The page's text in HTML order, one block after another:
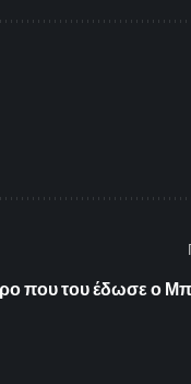
που του έδωσε ο